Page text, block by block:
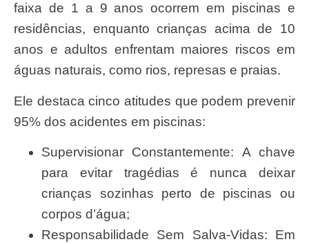
faixa de 1 a 9 anos ocorrem em piscinas e
residências, enquanto crianças acima de 10
anos e adultos enfrentam maiores riscos em
águas naturais, como rios, represas e praias.
Ele destaca cinco atitudes que podem prevenir
95% dos acidentes em piscinas:
Supervisionar Constantemente: A chave
para evitar tragédias é nunca deixar
crianças sozinhas perto de piscinas ou
corpos d’água;
Responsabilidade Sem Salva-Vidas: Em